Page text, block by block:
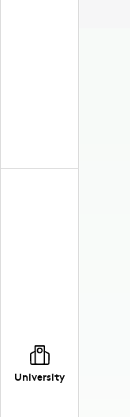
University